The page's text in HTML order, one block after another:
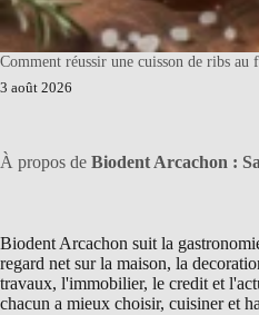
Comment réussir une cuisson de ribs au
3 août 2026
À propos de Biodent Arcachon :
Biodent Arcachon suit la
regard net sur la maison, la
travaux, l'immobilier, le credit et
chacun a mieux choisir, cuisiner et